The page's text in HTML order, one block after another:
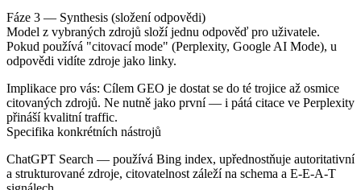
Fáze 3 — Synthesis (složení odpovědi)
Model z vybraných zdrojů složí jednu odpověď pro uživatele.
Pokud používá "citovací mode" (Perplexity, Google AI Mode), u
odpovědi vidíte zdroje jako linky.
Implikace pro vás: Cílem GEO je dostat se do té trojice až osmice
citovaných zdrojů. Ne nutně jako první — i pátá citace ve Perplexity
přináší kvalitní traffic.
Specifika konkrétních nástrojů
ChatGPT Search — používá Bing index, upřednostňuje autoritativní
a strukturované zdroje, citovatelnost záleží na schema a E-E-A-T